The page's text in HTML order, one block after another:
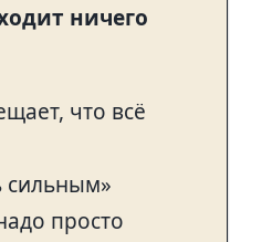
ничего
что всё
сильным»
просто